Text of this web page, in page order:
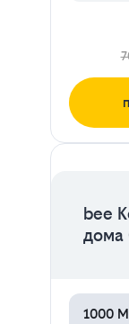
bee
дома
1000